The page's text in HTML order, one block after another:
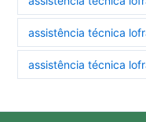
assistência técnica
assistência técnica